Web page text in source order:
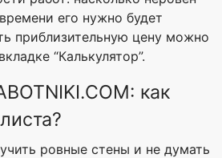
его нужно будет
приблизительную цену можно
“Калькулятор”.
как
ровные стены и не думать